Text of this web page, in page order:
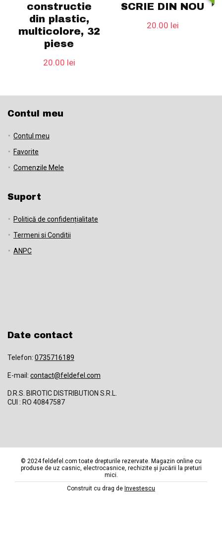
constructie
din plastic,
multicolore, 32
piese
20.00 lei
SCRIE DIN NOU
20.00 lei
Contul meu
Contul meu
Favorite
Comenzile Mele
Suport
Politică de confidențialitate
Termeni si Conditii
ANPC
Date contact
Telefon: 0735716189
E-mail: contact@feldefel.com
D.R.S. BIROTIC DISTRIBUTION S.R.L.
CUI : RO 40847587
© 2024 feldefel.com toate drepturile rezervate. Magazin online cu
produse de uz casnic, electrocasnice, rechizite și jucării la preturi
mici.
Construit cu drag de Investescu